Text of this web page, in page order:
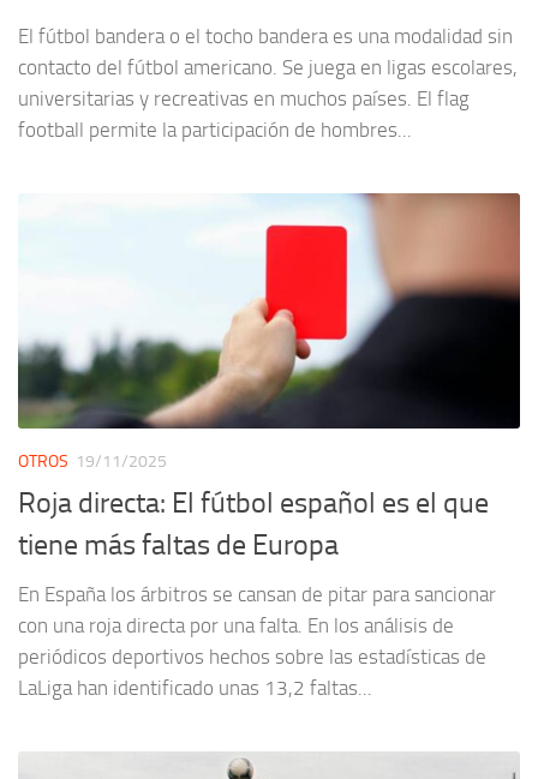
El fútbol bandera o el tocho bandera es una modalidad sin
contacto del fútbol americano. Se juega en ligas escolares,
universitarias y recreativas en muchos países. El flag
football permite la participación de hombres...
OTROS 19/11/2025
Roja directa: El fútbol español es el que
tiene más faltas de Europa
En España los árbitros se cansan de pitar para sancionar
con una roja directa por una falta. En los análisis de
periódicos deportivos hechos sobre las estadísticas de
LaLiga han identificado unas 13,2 faltas...